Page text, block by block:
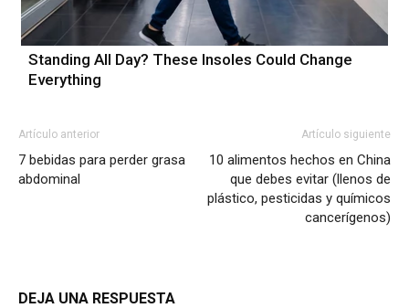
Standing All Day? These Insoles Could Change
Everything
Artículo anterior
7 bebidas para perder grasa
abdominal
Artículo siguiente
10 alimentos hechos en China
que debes evitar (llenos de
plástico, pesticidas y químicos
cancerígenos)
DEJA UNA RESPUESTA